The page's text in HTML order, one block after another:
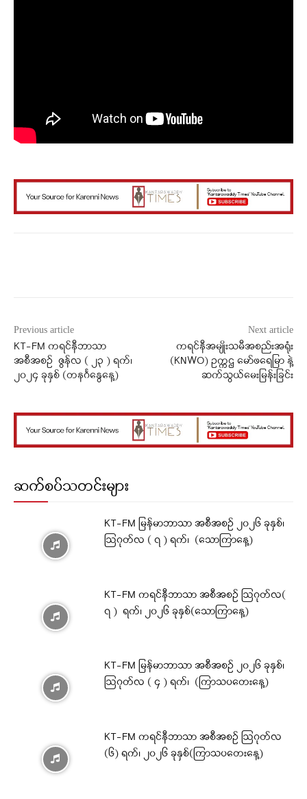
Previous article
KT-FM ကရင်နီဘာသာ
အစီအစဉ် ဇွန်လ ( ၂၃ ) ရက်၊
၂၀၂၄ ခုနှစ် (တနင်္ဂနွေနေ့)
Next article
ကရင်နီအမျိုးသမီအစည်းအရုံး
(KNWO) ဥက္ကဌ မော်ဖရေမြာ နဲ့
ဆက်သွယ်မေးမြန်းခြင်း
ဆက်စပ်သတင်းများ
KT-FM မြန်မာဘာသာ အစီအစဉ် ၂၀၂၆ ခုနှစ်၊
ဩဂုတ်လ ( ၇ ) ရက်၊ (သောကြာနေ့)
KT-FM ကရင်နီဘာသာ အစီအစဉ် ဩဂုတ်လ(
၇ ) ရက်၊ ၂၀၂၆ ခုနှစ်(သောကြာနေ့)
KT-FM မြန်မာဘာသာ အစီအစဉ် ၂၀၂၆ ခုနှစ်၊
ဩဂုတ်လ ( ၄ ) ရက်၊ (ကြာသပတေးနေ့)
KT-FM ကရင်နီဘာသာ အစီအစဉ် ဩဂုတ်လ
(၆) ရက်၊ ၂၀၂၆ ခုနှစ်(ကြာသပတေးနေ့)